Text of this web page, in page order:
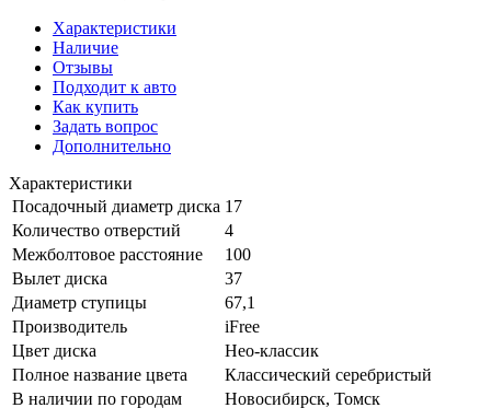
Характеристики
Наличие
Отзывы
Подходит к авто
Как купить
Задать вопрос
Дополнительно
Характеристики
Посадочный диаметр диска 17
Количество отверстий
4
Межболтовое расстояние
100
Вылет диска
37
Диаметр ступицы
67,1
Производитель
iFree
Цвет диска
Нео-классик
Полное название цвета
Классический серебристый
В наличии по городам
Новосибирск, Томск